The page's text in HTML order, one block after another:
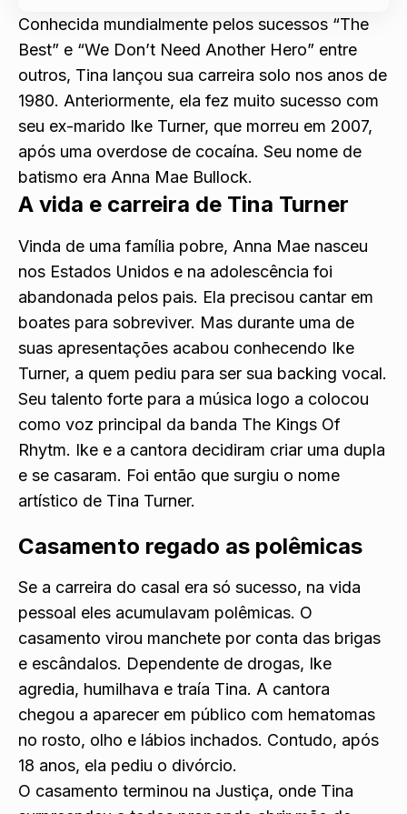
Conhecida mundialmente pelos sucessos “The
Best” e “We Don’t Need Another Hero” entre
outros, Tina lançou sua carreira solo nos anos de
1980. Anteriormente, ela fez muito sucesso com
seu ex-marido Ike Turner, que morreu em 2007,
após uma overdose de cocaína. Seu nome de
batismo era Anna Mae Bullock.
A vida e carreira de Tina Turner
Vinda de uma família pobre, Anna Mae nasceu
nos Estados Unidos e na adolescência foi
abandonada pelos pais. Ela precisou cantar em
boates para sobreviver. Mas durante uma de
suas apresentações acabou conhecendo Ike
Turner, a quem pediu para ser sua backing vocal.
Seu talento forte para a música logo a colocou
como voz principal da banda The Kings Of
Rhytm. Ike e a cantora decidiram criar uma dupla
e se casaram. Foi então que surgiu o nome
artístico de Tina Turner.
Casamento regado as polêmicas
Se a carreira do casal era só sucesso, na vida
pessoal eles acumulavam polêmicas. O
casamento virou manchete por conta das brigas
e escândalos. Dependente de drogas, Ike
agredia, humilhava e traía Tina. A cantora
chegou a aparecer em público com hematomas
no rosto, olho e lábios inchados. Contudo, após
18 anos, ela pediu o divórcio.
O casamento terminou na Justiça, onde Tina